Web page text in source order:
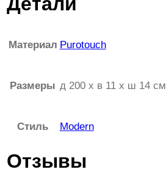
Материал Purotouch
Размеры д 200 x в 11 x ш 14 см
Стиль Modern
Отзывы